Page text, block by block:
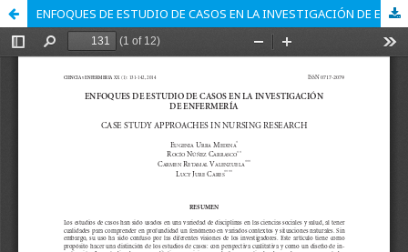
ENFOQUES DE ESTUDIO DE CASOS EN LA INVESTIGACIÓN DE ENFERMERÍA